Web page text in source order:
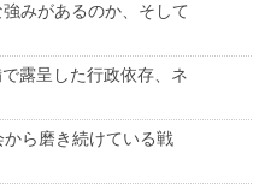
みがあるのか、そして
露呈した行政依存、ネ
ら磨き続けている戦